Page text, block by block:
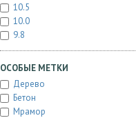
10.5
10.0
9.8
ОСОБЫЕ МЕТКИ
Дерево
Бетон
Мрамор